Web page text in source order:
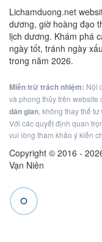
Lichamduong.net
dương, giờ hoàng đạo
lịch dương. Khám phá
ngày tốt, tránh ngày
trong năm 2026.
Miễn trừ trách nhiệm: Nội
và phong thủy trên website
dân gian, không thay thế
Với các quyết định quan
vui lòng tham khảo ý kiến
Copyright © 2016 -
Vạn Niên